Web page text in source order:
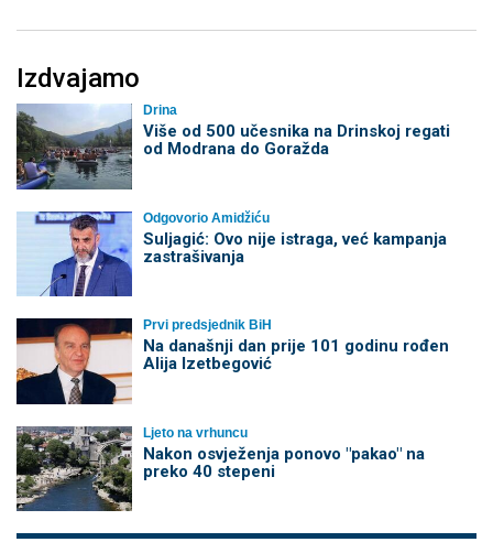
Izdvajamo
Drina
Više od 500 učesnika na Drinskoj regati
od Modrana do Goražda
Odgovorio Amidžiću
Suljagić: Ovo nije istraga, već kampanja
zastrašivanja
Prvi predsjednik BiH
Na današnji dan prije 101 godinu rođen
Alija Izetbegović
Ljeto na vrhuncu
Nakon osvježenja ponovo "pakao" na
preko 40 stepeni